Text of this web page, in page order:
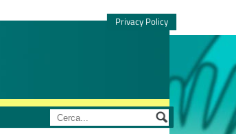
Privacy Policy